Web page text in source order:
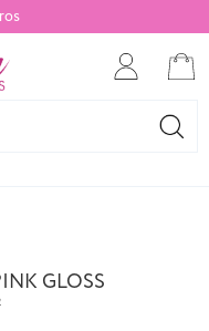
GLOSS